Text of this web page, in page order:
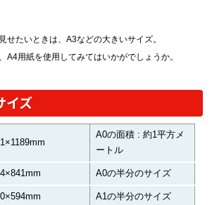
せたいときは、A3などの大きいサイズ。
A4用紙を使用してみてはいかがでしょうか。
イズ
A0の面積 : 約1平方メ
ートル
A0の半分のサイズ
A1の半分のサイズ